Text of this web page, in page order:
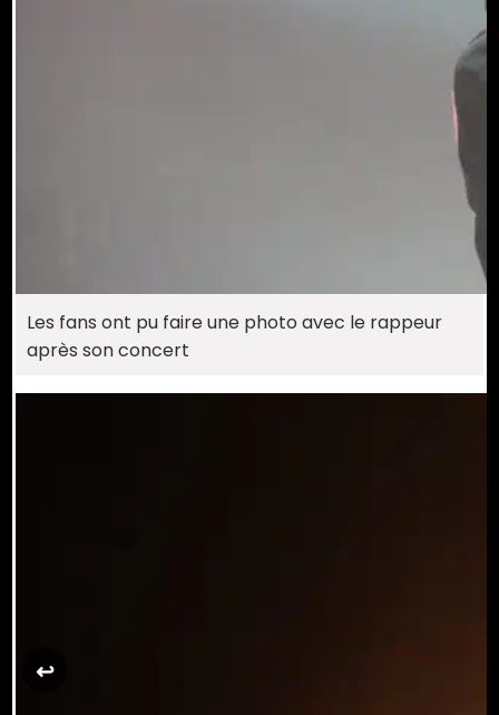
Les fans ont pu faire une photo avec le rappeur
après son concert
↩︎